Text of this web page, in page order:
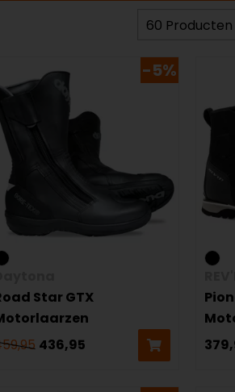
-5%
Star GTX
436,95